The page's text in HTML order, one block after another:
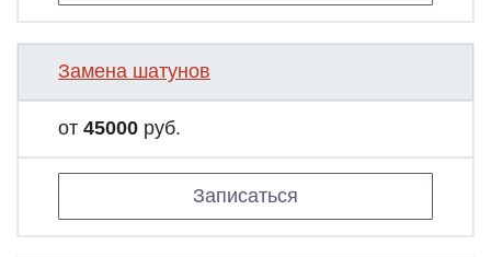
Замена шатунов
от 45000 руб.
Записаться